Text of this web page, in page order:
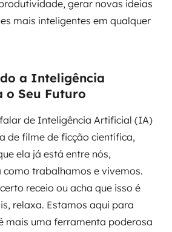
e Cloud
gerar novas ideias
mais inteligentes em qualquer
a Inteligência
Seu Futuro
de Inteligência Artificial (IA)
de filme de ficção científica,
ela já está entre nós,
trabalhamos e vivemos.
receio ou acha que isso é
relaxa. Estamos aqui para
mais uma ferramenta poderosa